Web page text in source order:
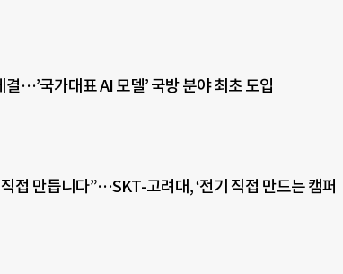
…’국가대표 AI 모델’ 국방 분야 최초 도입
접 만듭니다”…SKT-고려대, ‘전기 직접 만드는 캠퍼